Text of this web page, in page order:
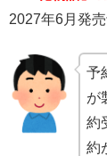
2027年6月発売
予
が
約
約